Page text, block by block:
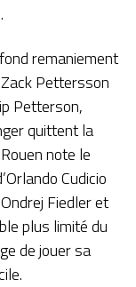
remaniement
Pettersson
Petterson,
quittent la
note le
Cudicio
Fiedler et
plus limité du
de jouer sa